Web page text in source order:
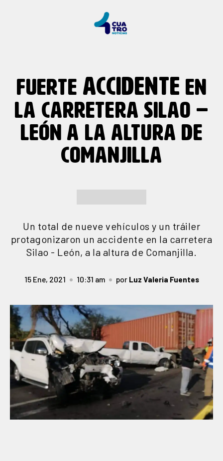
FUERTE ACCIDENTE EN
LA CARRETERA SILAO –
LEÓN A LA ALTURA DE
COMANJILLA
Un total de nueve vehículos y un tráiler
protagonizaron un accidente en la carretera
Silao - León, a la altura de Comanjilla.
15 Ene, 2021 10:31 am por Luz Valeria Fuentes